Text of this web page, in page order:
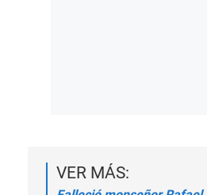
VER MÁS: